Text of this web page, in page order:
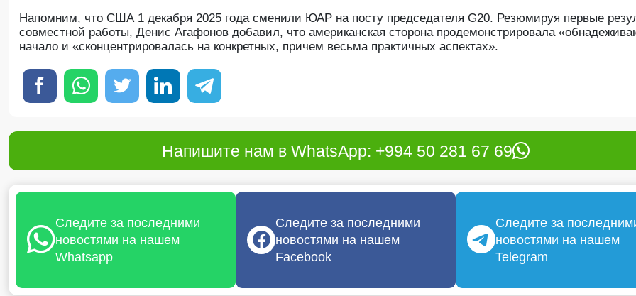
Напомним, что США 1 декабря 2025 года сменили ЮАР на посту председателя G20. Резюмируя первые
совместной работы, Денис Агафонов добавил, что американская сторона продемонстрировала
начало и «сконцентрировалась на конкретных, причем весьма практичных аспектах».
Напишите нам в WhatsApp: +994 50 281 67 69
Следите за последними
новостями на нашем
Whatsapp
Следите за последними
новостями на нашем
Facebook
Следите за
новостями на нашем
Telegram